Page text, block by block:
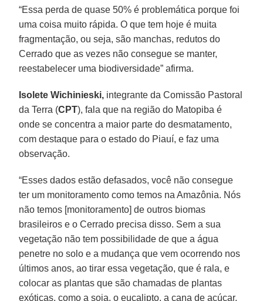
“Essa perda de quase 50% é problemática porque foi
uma coisa muito rápida. O que tem hoje é muita
fragmentação, ou seja, são manchas, redutos do
Cerrado que as vezes não consegue se manter,
reestabelecer uma biodiversidade” afirma.
Isolete Wichinieski, integrante da Comissão Pastoral
da Terra (CPT), fala que na região do Matopiba é
onde se concentra a maior parte do desmatamento,
com destaque para o estado do Piauí, e faz uma
observação.
“Esses dados estão defasados, você não consegue
ter um monitoramento como temos na Amazônia. Nós
não temos [monitoramento] de outros biomas
brasileiros e o Cerrado precisa disso. Sem a sua
vegetação não tem possibilidade de que a água
penetre no solo e a mudança que vem ocorrendo nos
últimos anos, ao tirar essa vegetação, que é rala, e
colocar as plantas que são chamadas de plantas
exóticas, como a soja, o eucalipto, a cana de açúcar,